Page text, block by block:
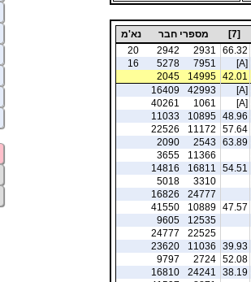
[7] מספרי חבר
נא'מ
66.32
2931
2942
20
[A]
7951
5278
16
42.01
14995
2045
[A]
42993
16409
[A]
1061
40261
48.96
10895
11033
57.64
11172
22526
63.89
2543
2090
11366
3655
54.51
16811
14816
3310
5018
24777
16826
47.57
10889
41550
12535
9605
22525
24777
39.93
11036
23620
52.08
2724
9797
38.19
24241
16810